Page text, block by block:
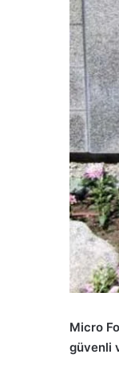
Micro
güvenli